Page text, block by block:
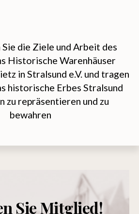
die Ziele und Arbeit des
Historische Warenhäuser
in Stralsund e.V. und tragen
historische Erbes Stralsund
zu repräsentieren und zu
bewahren
Sie Mitglied!